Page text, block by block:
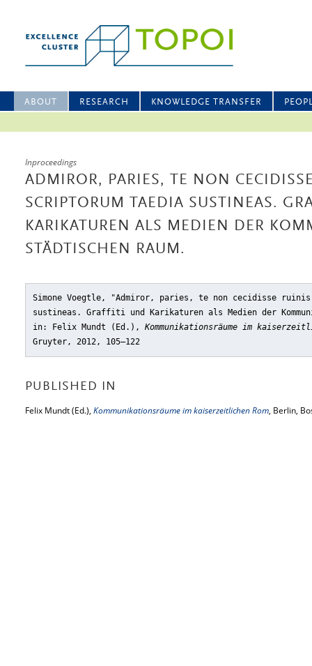
ABOUT RESEARCH KNOWLEDGE TRANSFER
Inproceedings
ADMIROR, PARIES, TE NON
SCRIPTORUM TAEDIA SUSTINEAS.
KARIKATUREN ALS MEDIEN DER
STÄDTISCHEN RAUM.
Simone Voegtle, "Admiror, paries, te non cecidisse
sustineas. Graffiti und Karikaturen als Medien der
in: Felix Mundt (Ed.), Kommunikationsräume im
Gruyter, 2012, 105–122
PUBLISHED IN
Felix Mundt (Ed.), Kommunikationsräume im kaiserzeitlichen Rom, Berlin,